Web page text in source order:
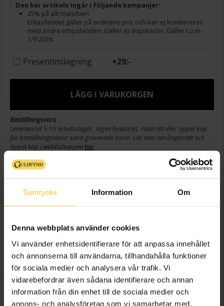
Samtycke Information Om
Denna webbplats använder cookies
Vi använder enhetsidentifierare för att anpassa innehållet
och annonserna till användarna, tillhandahålla funktioner
för sociala medier och analysera vår trafik. Vi
vidarebefordrar även sådana identifierare och annan
information från din enhet till de sociala medier och
annons- och analysföretag som vi samarbetar med.
Den här artikeln ingår i följande kampanjer:
25% på allt matsilver!
Erbjudandet gäller på ordinarie pris och kan ej kombineras
med andra erbjudanden. Gäller ej dopskedar. Gäller t.o.m.
1/9 2026.
Presentinslagning +29:-
LÄGG I VARUKORGEN
Beställningsvara
Leveranstid 5-15 arbetsdagar. Ingen bytesrätt, returrätt eller öppet köp
för beställningsvaror samt graverade varor. Läs mer om ångerrätt och
öppet köp i webbshoppenhär.
Beställningsvara - Max 15 arbetsdagars leveranstid.
Längd ca (cm)
Modell
723721
Material
Nysilver
Detaljer
Design Studio GAB
FINNS OCKSÅ SOM